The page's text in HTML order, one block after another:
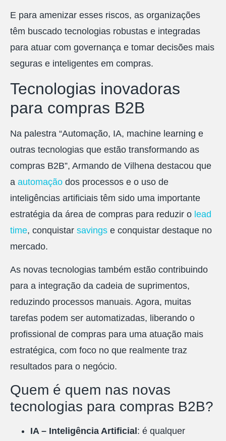
E para amenizar esses riscos, as organizações
têm buscado tecnologias robustas e integradas
para atuar com governança e tomar decisões mais
seguras e inteligentes em compras.
Tecnologias inovadoras
para compras B2B
Na palestra “Automação, IA, machine learning e
outras tecnologias que estão transformando as
compras B2B”, Armando de Vilhena destacou que
a automação dos processos e o uso de
inteligências artificiais têm sido uma importante
estratégia da área de compras para reduzir o lead
time, conquistar savings e conquistar destaque no
mercado.
As novas tecnologias também estão contribuindo
para a integração da cadeia de suprimentos,
reduzindo processos manuais. Agora, muitas
tarefas podem ser automatizadas, liberando o
profissional de compras para uma atuação mais
estratégica, com foco no que realmente traz
resultados para o negócio.
Quem é quem nas novas
tecnologias para compras B2B?
IA – Inteligência Artificial : é qualquer